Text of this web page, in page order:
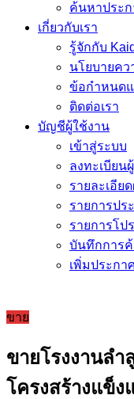
ค้นหาประ
เกี่ยวกับเรา
รู้จักกับ
นโยบายคว
ข้อกำหนดแ
ติดต่อเรา
บัญชีผู้ใช้งาน
เข้าสู่ระบบ
ลงทะเบียน
รายละเอีย
รายการปร
รายการโป
บันทึกการ
เพิ่มประกา
ขาย
ขายโรงงานล
โครงสร้างแข็ง